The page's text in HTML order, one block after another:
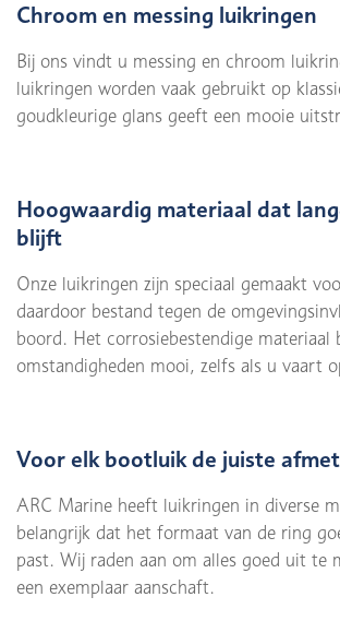
Chroom en messing luikringen
Bij ons vindt u messing en chroom
luikringen worden vaak gebruikt op
goudkleurige glans geeft een mooie
Hoogwaardig materiaal dat
blijft
Onze luikringen zijn speciaal gemaakt
daardoor bestand tegen de
boord. Het corrosiebestendige materiaal
omstandigheden mooi, zelfs als u vaart
Voor elk bootluik de juiste
ARC Marine heeft luikringen in diverse
belangrijk dat het formaat van de ring
past. Wij raden aan om alles goed uit te
een exemplaar aanschaft.